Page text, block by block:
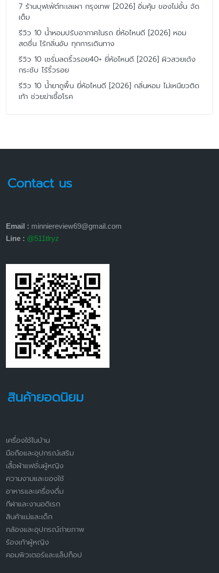
7 ร้านบุฟเฟ่ต์ทะเลเผา กรุงเทพ [2026] อิ่มคุ้ม ของไม่อั้น จัด
เต็ม
รีวิว 10 น้ำหอมปรับอากาศในรถ ยี่ห้อไหนดี [2026] หอม
สดชื่น ไร้กลิ่นอับ ทุกการเดินทาง
รีวิว 10 เซรั่มลดริ้วรอย40+ ยี่ห้อไหนดี [2026] ผิวสวยเด้ง
กระชับ ไร้ริ้วรอย
รีวิว 10 น้ำยาถูพื้น ยี่ห้อไหนดี [2026] กลิ่นหอม ไม่เหนียวติด
เท้า ช่วยฆ่าเชื้อโรค
Contact us
Email : minniereview69@gmail.com
Line : @511tlryz
สินค้ายอดนิยม
เครื่องใช้ในบ้าน
มือถือและอุปกรณ์เสริม
เสื้อผ้าแฟชั่นผู้หญิง
ความงามและของใช้
อาหารและเครื่องดื่ม
กีฬาและงานอดิเรก
สินค้าแม่และเด็ก
กล้องและอุปกรณ์ถ่ายภาพ
ร้องเท้าผู้หญิง
คอมพิวเตอร์และแล็ปท็อป